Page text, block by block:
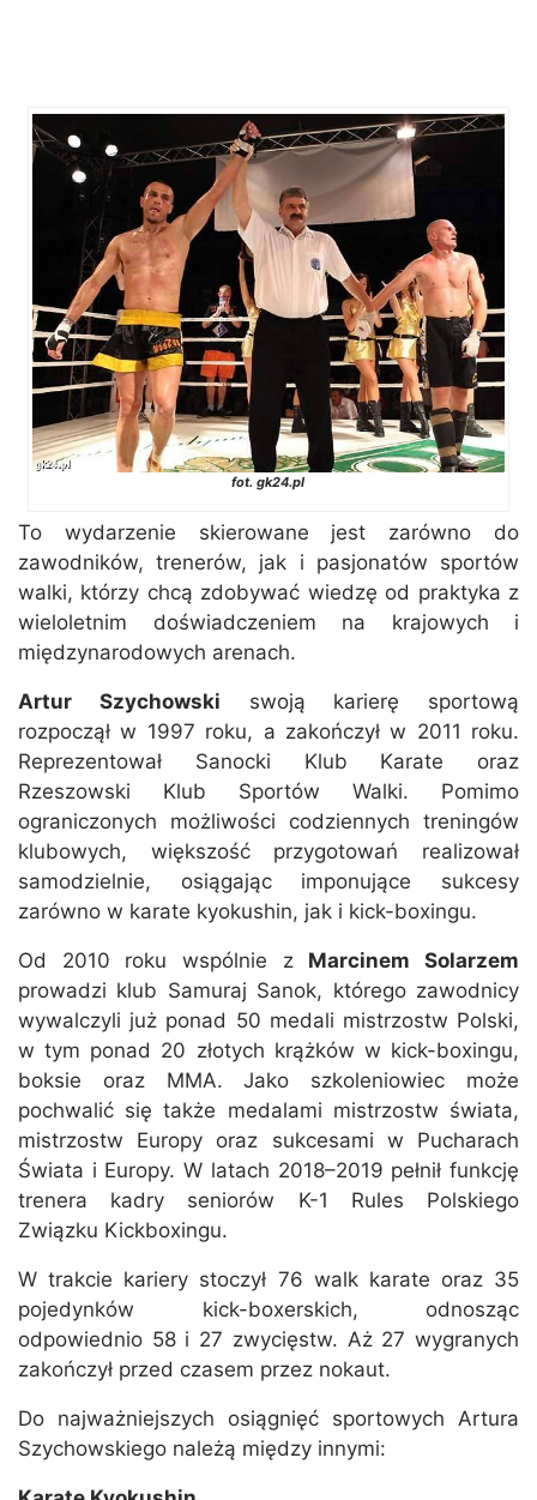
fot. gk24.pl
To wydarzenie skierowane jest zarówno do
zawodników, trenerów, jak i pasjonatów sportów
walki, którzy chcą zdobywać wiedzę od praktyka z
wieloletnim doświadczeniem na krajowych i
międzynarodowych arenach.
Artur Szychowski swoją karierę sportową
rozpoczął w 1997 roku, a zakończył w 2011 roku.
Reprezentował Sanocki Klub Karate oraz
Rzeszowski Klub Sportów Walki. Pomimo
ograniczonych możliwości codziennych treningów
klubowych, większość przygotowań realizował
samodzielnie, osiągając imponujące sukcesy
zarówno w karate kyokushin, jak i kick-boxingu.
Od 2010 roku wspólnie z Marcinem Solarzem
prowadzi klub Samuraj Sanok, którego zawodnicy
wywalczyli już ponad 50 medali mistrzostw Polski,
w tym ponad 20 złotych krążków w kick-boxingu,
boksie oraz MMA. Jako szkoleniowiec może
pochwalić się także medalami mistrzostw świata,
mistrzostw Europy oraz sukcesami w Pucharach
Świata i Europy. W latach 2018–2019 pełnił funkcję
trenera kadry seniorów K-1 Rules Polskiego
Związku Kickboxingu.
W trakcie kariery stoczył 76 walk karate oraz 35
pojedynków kick-boxerskich, odnosząc
odpowiednio 58 i 27 zwycięstw. Aż 27 wygranych
zakończył przed czasem przez nokaut.
Do najważniejszych osiągnięć sportowych Artura
Szychowskiego należą między innymi: